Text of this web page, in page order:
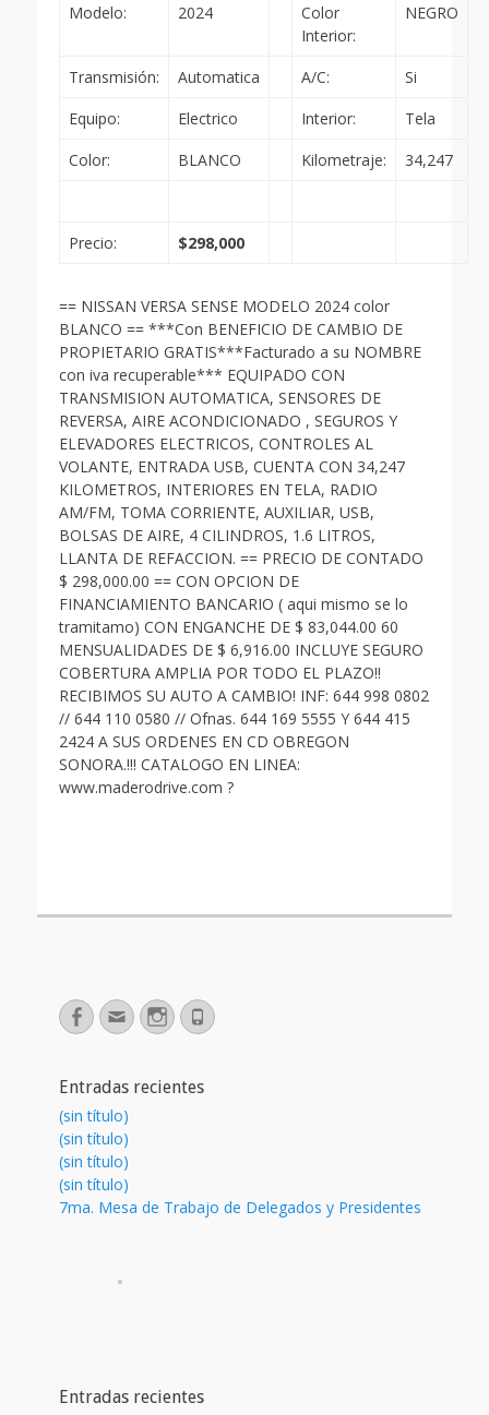
Modelo: 2024
Color
Interior:
NEGRO
Transmisión: Automatica A/C:
Si
Equipo:
Electrico Interior:
Tela
Color:
BLANCO Kilometraje: 34,247
Precio: $298,000
== NISSAN VERSA SENSE MODELO 2024 color
BLANCO == ***Con BENEFICIO DE CAMBIO DE
PROPIETARIO GRATIS***Facturado a su NOMBRE
con iva recuperable*** EQUIPADO CON
TRANSMISION AUTOMATICA, SENSORES DE
REVERSA, AIRE ACONDICIONADO , SEGUROS Y
ELEVADORES ELECTRICOS, CONTROLES AL
VOLANTE, ENTRADA USB, CUENTA CON 34,247
KILOMETROS, INTERIORES EN TELA, RADIO
AM/FM, TOMA CORRIENTE, AUXILIAR, USB,
BOLSAS DE AIRE, 4 CILINDROS, 1.6 LITROS,
LLANTA DE REFACCION. == PRECIO DE CONTADO
$ 298,000.00 == CON OPCION DE
FINANCIAMIENTO BANCARIO ( aqui mismo se lo
tramitamo) CON ENGANCHE DE $ 83,044.00 60
MENSUALIDADES DE $ 6,916.00 INCLUYE SEGURO
COBERTURA AMPLIA POR TODO EL PLAZO!!
RECIBIMOS SU AUTO A CAMBIO! INF: 644 998 0802
// 644 110 0580 // Ofnas. 644 169 5555 Y 644 415
2424 A SUS ORDENES EN CD OBREGON
SONORA.!!! CATALOGO EN LINEA:
www.maderodrive.com ?
Facebook
Correo
electrónico
Instagram
Phone
Entradas recientes
(sin título)
(sin título)
(sin título)
(sin título)
7ma. Mesa de Trabajo de Delegados y Presidentes
Entradas recientes